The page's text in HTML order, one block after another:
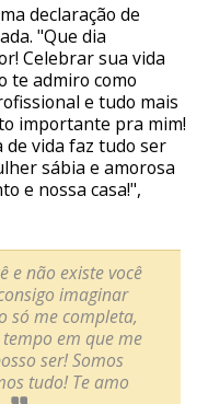
declaração de
"Que dia
Celebrar sua vida
te admiro como
e tudo mais
importante pra mim!
vida faz tudo ser
sábia e amorosa
e nossa casa!",
e não existe você
imaginar
só me completa,
em que me
ser! Somos
tudo! Te amo